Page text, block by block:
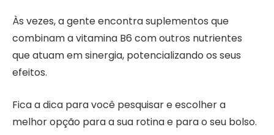
Às vezes, a gente encontra suplementos que
combinam a vitamina B6 com outros nutrientes
que atuam em sinergia, potencializando os seus
efeitos.
Fica a dica para você pesquisar e escolher a
melhor opção para a sua rotina e para o seu bolso.